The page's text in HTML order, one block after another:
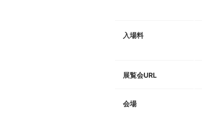
入場料
展覧会URL
会場